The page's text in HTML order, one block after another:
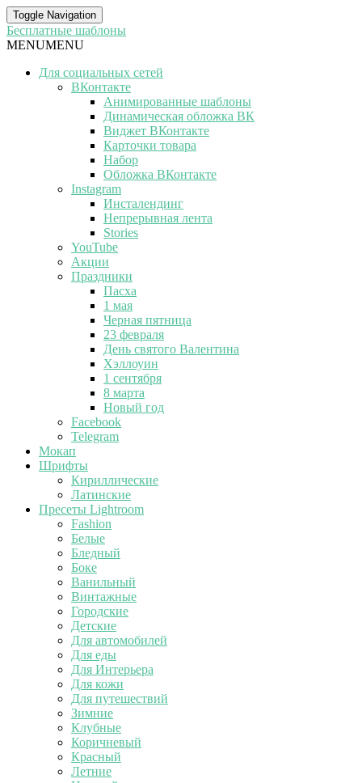
Toggle Navigation
Бесплатные шаблоны
MENUMENU
Для социальных сетей
ВКонтакте
Анимированные шаблоны
Динамическая обложка ВК
Виджет ВКонтакте
Карточки товара
Набор
Обложка ВКонтакте
Instagram
Инсталендинг
Непрерывная лента
Stories
YouTube
Акции
Праздники
Пасха
1 мая
Черная пятница
23 февраля
День святого Валентина
Хэллоуин
1 сентября
8 марта
Новый год
Facebook
Telegram
Мокап
Шрифты
Кириллические
Латинские
Пресеты Lightroom
Fashion
Белые
Бледный
Боке
Ванильный
Винтажные
Городские
Детские
Для автомобилей
Для еды
Для Интерьера
Для кожи
Для путешествий
Зимние
Клубные
Коричневый
Красный
Летние